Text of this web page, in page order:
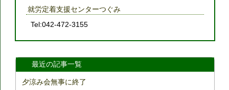
就労定着支援センターつぐみ
Tel:042-472-3155
最近の記事一覧
夕涼み会無事に終了